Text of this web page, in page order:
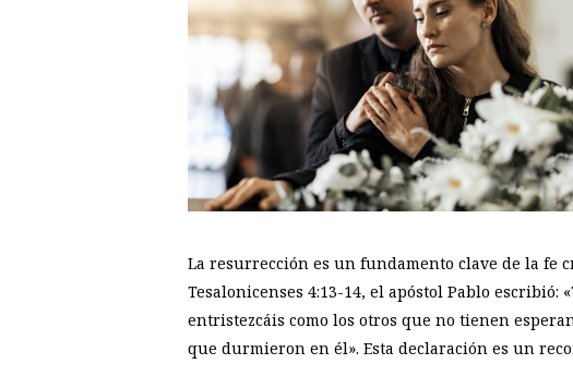
La resurrección es un fundamento clave de la fe
Tesalonicenses 4:13-14, el apóstol Pablo
entristezcáis como los otros que no tienen
que durmieron en él». Esta declaración es un